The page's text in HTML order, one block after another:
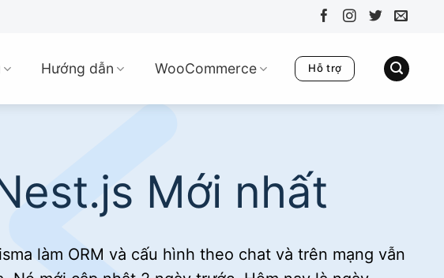
Hướng dẫn WooCommerce Hỗ trợ
Mới nhất
làm ORM và cấu hình theo chat và trên mạng vẫn